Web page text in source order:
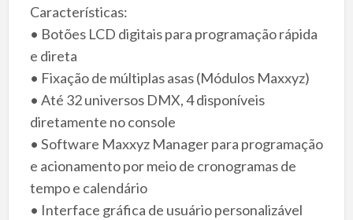
Características:
• Botões LCD digitais para programação rápida
e direta
• Fixação de múltiplas asas (Módulos Maxxyz)
• Até 32 universos DMX, 4 disponíveis
diretamente no console
• Software Maxxyz Manager para programação
e acionamento por meio de cronogramas de
tempo e calendário
• Interface gráfica de usuário personalizável